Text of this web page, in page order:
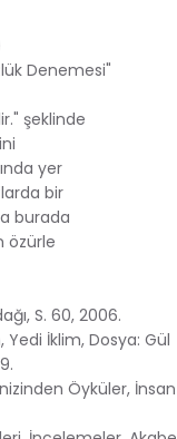
Denemesi"
şeklinde
yer
bir
burada
özürle
S. 60, 2006.
İklim, Dosya: Gül
Öyküler, İnsan